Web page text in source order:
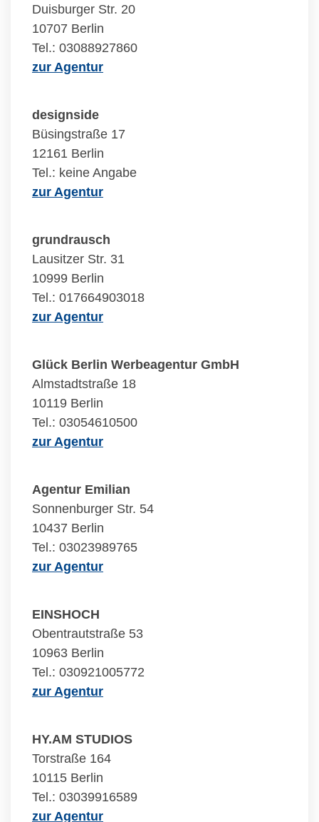
Duisburger Str. 20
10707 Berlin
Tel.: 03088927860
zur Agentur
designside
Büsingstraße 17
12161 Berlin
Tel.: keine Angabe
zur Agentur
grundrausch
Lausitzer Str. 31
10999 Berlin
Tel.: 017664903018
zur Agentur
Glück Berlin Werbeagentur GmbH
Almstadtstraße 18
10119 Berlin
Tel.: 03054610500
zur Agentur
Agentur Emilian
Sonnenburger Str. 54
10437 Berlin
Tel.: 03023989765
zur Agentur
EINSHOCH
Obentrautstraße 53
10963 Berlin
Tel.: 030921005772
zur Agentur
HY.AM STUDIOS
Torstraße 164
10115 Berlin
Tel.: 03039916589
zur Agentur